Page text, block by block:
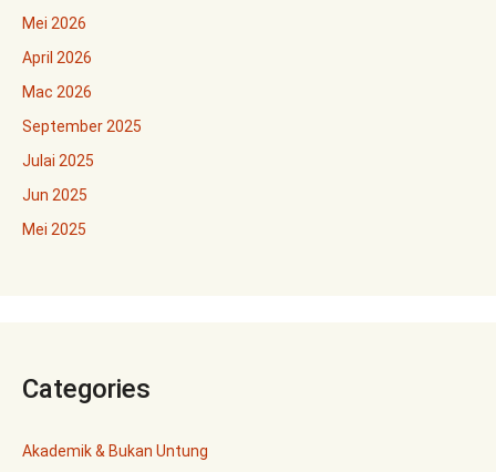
Mei 2026
April 2026
Mac 2026
September 2025
Julai 2025
Jun 2025
Mei 2025
Categories
Akademik & Bukan Untung